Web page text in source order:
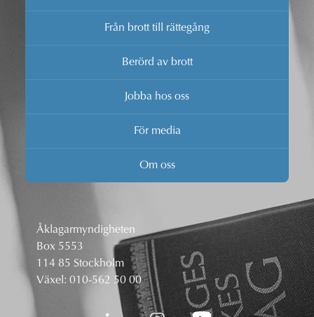
Från brott till rättegång
Berörd av brott
Jobba hos oss
För media
Om oss
Åklagarmyndigheten
Box 5553
114 85 Stockholm
Växel: 010-562 50 00